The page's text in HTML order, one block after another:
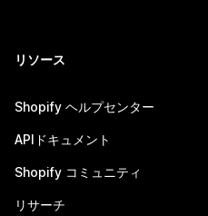
リソース
Shopify ヘルプセンター
APIドキュメント
Shopify コミュニティ
リサーチ